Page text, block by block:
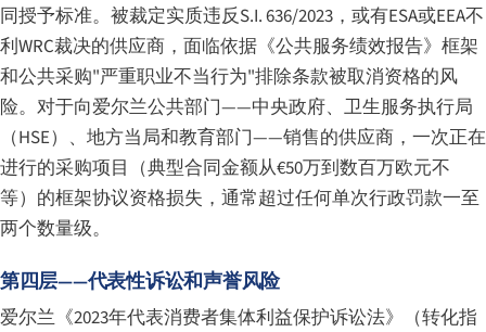
同授予标准。被裁定实质违反S.I. 636/2023，或有ESA或EEA不
利WRC裁决的供应商，面临依据《公共服务绩效报告》框架
和公共采购"严重职业不当行为"排除条款被取消资格的风
险。对于向爱尔兰公共部门——中央政府、卫生服务执行局
（HSE）、地方当局和教育部门——销售的供应商，一次正在
进行的采购项目（典型合同金额从€50万到数百万欧元不
等）的框架协议资格损失，通常超过任何单次行政罚款一至
两个数量级。
第四层——代表性诉讼和声誉风险
爱尔兰《2023年代表消费者集体利益保护诉讼法》（转化指